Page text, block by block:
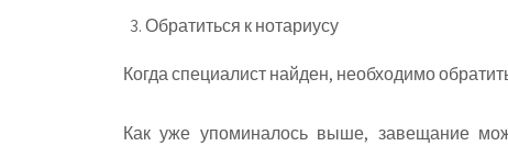
Обратиться к нотариусу
Когда специалист найден, необходимо
Как уже упоминалось выше, завещание